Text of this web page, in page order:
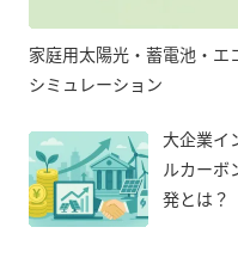
家庭用太陽光・蓄電池・エ
シミュレーション
大企業イ
ルカーボ
発とは？